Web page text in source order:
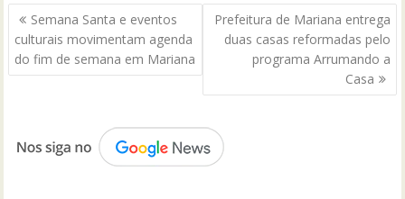
Navegação
de
Post
Semana Santa e eventos
culturais movimentam agenda
do fim de semana em Mariana
Prefeitura de Mariana entrega
duas casas reformadas pelo
programa Arrumando a
Casa